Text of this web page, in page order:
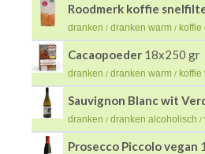
Roodmerk koffie
dranken / dranken warm / koffie
Cacaopoeder 18x250 gr
dranken / dranken warm /
Sauvignon Blanc wit
dranken / dranken alcoholisch /
Prosecco Piccolo vegan